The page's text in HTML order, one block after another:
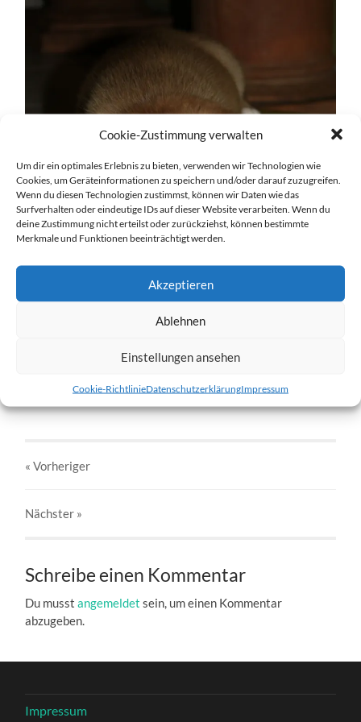
Cookie-Zustimmung verwalten
Um dir ein optimales Erlebnis zu bieten, verwenden wir Technologien wie
Cookies, um Geräteinformationen zu speichern und/oder darauf zuzugreifen.
Wenn du diesen Technologien zustimmst, können wir Daten wie das
Surfverhalten oder eindeutige IDs auf dieser Website verarbeiten. Wenn du
deine Zustimmung nicht erteilst oder zurückziehst, können bestimmte
Merkmale und Funktionen beeinträchtigt werden.
Akzeptieren
Ablehnen
Einstellungen ansehen
Cookie-RichtlinieDatenschutzerklärungImpressum
w4-11.02.2012-c.jpg
« Vorheriger
Nächster »
Schreibe einen Kommentar
Du musstangemeldet sein, um einen Kommentar
abzugeben.
Impressum